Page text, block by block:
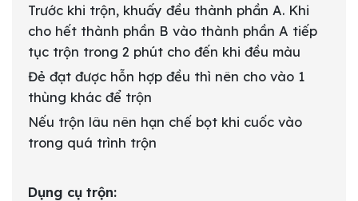
Trước khi trộn, khuấy đều thành phần A. Khi
cho hết thành phần B vào thành phần A tiếp
tục trộn trong 2 phút cho đến khi đều màu
Đẻ đạt được hỗn hợp đều thì nên cho vào 1
thùng khác để trộn
Nếu trộn lâu nên hạn chế bọt khi cuốc vào
trong quá trình trộn
Dụng cụ trộn: